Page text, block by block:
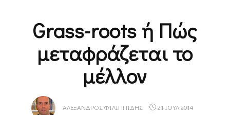
Grass-roots ή Πώς
μεταφράζεται το
μέλλον
ΑΛΈΞΑΝΔΡΟΣ ΦΙΛΙΠΠΊΔΗΣ 21 ΙΟΥΛ 2014